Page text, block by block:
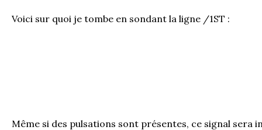
Voici sur quoi je tombe en sondant la ligne /1ST :
Même si des pulsations sont présentes, ce signal sera